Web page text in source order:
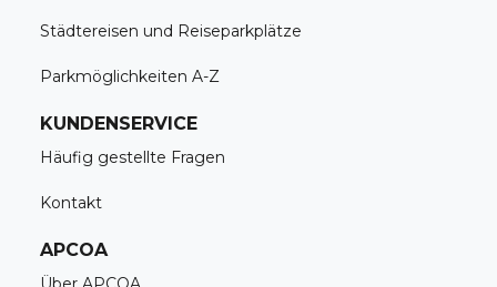
Städtereisen und Reiseparkplätze
Parkmöglichkeiten A-Z
KUNDENSERVICE
Häufig gestellte Fragen
Kontakt
APCOA